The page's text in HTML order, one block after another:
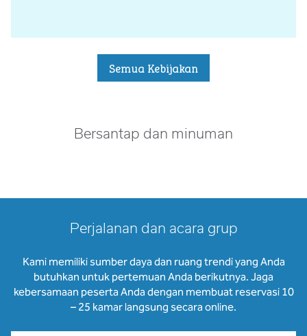
Semua Kebijakan
Bersantap dan minuman
Perjalanan dan acara grup
Kami memiliki sumber daya dan ruang trendi yang Anda
butuhkan untuk pertemuan Anda berikutnya. Jaga
kebersamaan peserta Anda dengan membuat reservasi 10
– 25 kamar langsung secara online.